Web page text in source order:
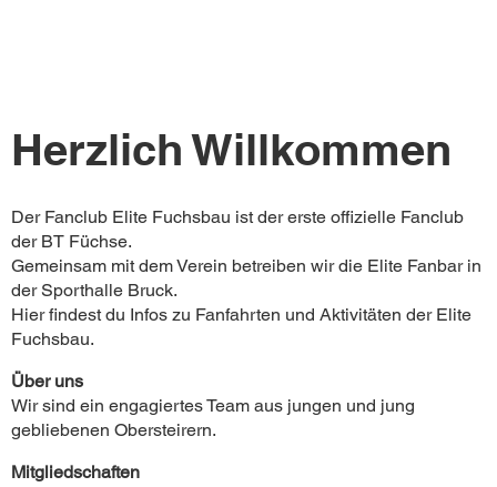
Herzlich Willkommen
Der Fanclub Elite Fuchsbau ist der erste offizielle Fanclub
der BT Füchse.
Gemeinsam mit dem Verein betreiben wir die Elite Fanbar in
der Sporthalle Bruck.
Hier findest du Infos zu Fanfahrten und Aktivitäten der Elite
Fuchsbau.
Über uns
Wir sind ein engagiertes Team aus jungen und jung
gebliebenen Obersteirern.
Mitgliedschaften